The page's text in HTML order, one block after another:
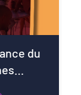
du